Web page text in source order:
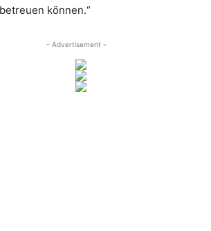
können.“
- Advertisement -